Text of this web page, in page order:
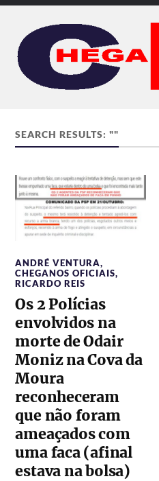
SEARCH RESULTS: ""
ANDRÉ VENTURA,
CHEGANOS OFICIAIS,
RICARDO REIS
Os 2 Polícias
envolvidos na
morte de Odair
Moniz na Cova da
Moura
reconheceram
que não foram
ameaçados com
uma faca (afinal
estava na bolsa)